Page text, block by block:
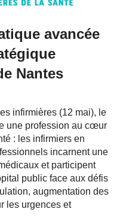
avancée
Nantes
infirmières (12 mai), le
une profession au cœur
: les infirmiers en
incarnent une
et participent
public face aux défis
augmentation des
les urgences et